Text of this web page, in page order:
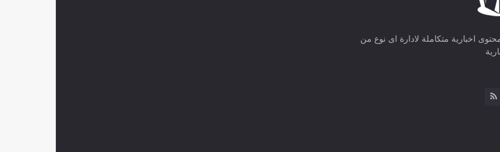
اخبارية متكاملة لادارة اى نوع من